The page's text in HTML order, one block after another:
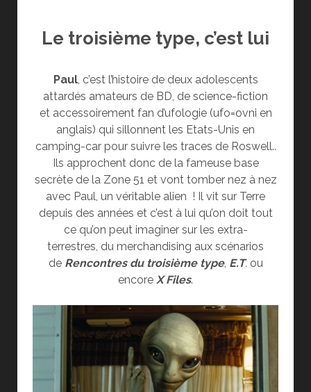
Le troisième type, c’est lui
Paul, c’est l’histoire de deux adolescents
attardés amateurs de BD, de science-fiction
et accessoirement fan d’ufologie (ufo=ovni en
anglais) qui sillonnent les Etats-Unis en
camping-car pour suivre les traces de Roswell..
Ils approchent donc de la fameuse base
secrète de la Zone 51 et vont tomber nez à nez
avec Paul, un véritable alien ! Il vit sur Terre
depuis des années et c’est à lui qu’on doit tout
ce qu’on peut imaginer sur les extra-
terrestres, du merchandising aux scénarios
de Rencontres du troisième type, E.T.ou
encore X Files.